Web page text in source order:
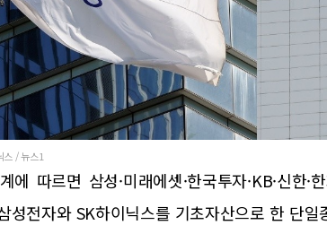
스 / 뉴스1
에 따르면 삼성·미래에셋·한국투자·KB·신한
성전자와 SK하이닉스를 기초자산으로 한 단